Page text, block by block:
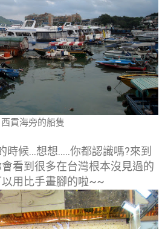
西貢海旁的船隻
候...想想.....你都認識嗎?來到
看到很多在台灣根本沒見過的
用比手畫腳的啦~~